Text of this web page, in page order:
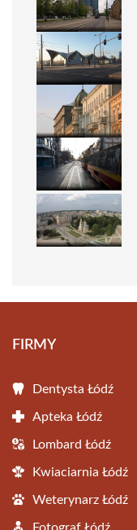
FIRMY
Dentysta Łódź
Apteka Łódź
Lombard Łódź
Kwiaciarnia Łódź
Weterynarz Łódź